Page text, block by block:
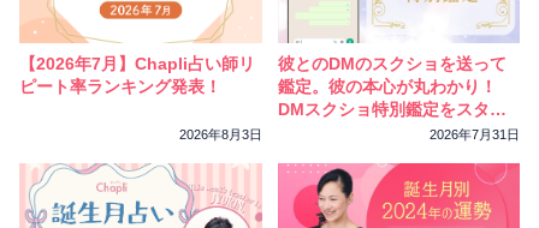
【2026年7月】Chapli占い師リ
ピート率ランキング発表！
2026年8月3日
彼とのDMのスクショを送って
鑑定。彼の本心が丸わかり！
DMスクショ特別鑑定をスター
2026年7月31日